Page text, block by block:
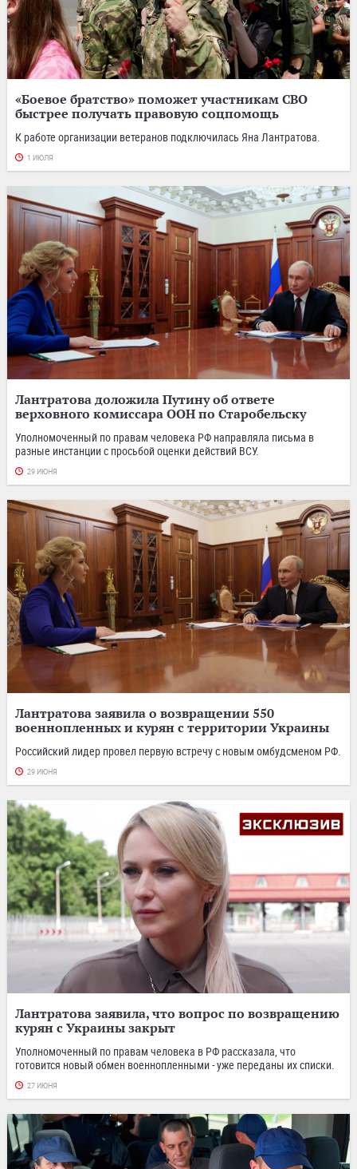
«Боевое братство» поможет участникам СВО
быстрее получать правовую соцпомощь
К работе организации ветеранов подключилась Яна Лантратова.
1 ИЮЛЯ
Лантратова доложила Путину об ответе
верховного комиссара ООН по Старобельску
Уполномоченный по правам человека РФ направляла письма в
разные инстанции с просьбой оценки действий ВСУ.
29 ИЮНЯ
Лантратова заявила о возвращении 550
военнопленных и курян с территории Украины
Российский лидер провел первую встречу с новым омбудсменом РФ.
29 ИЮНЯ
Лантратова заявила, что вопрос по возвращению
курян с Украины закрыт
Уполномоченный по правам человека в РФ рассказала, что
готовится новый обмен военнопленными - уже переданы их списки.
27 ИЮНЯ